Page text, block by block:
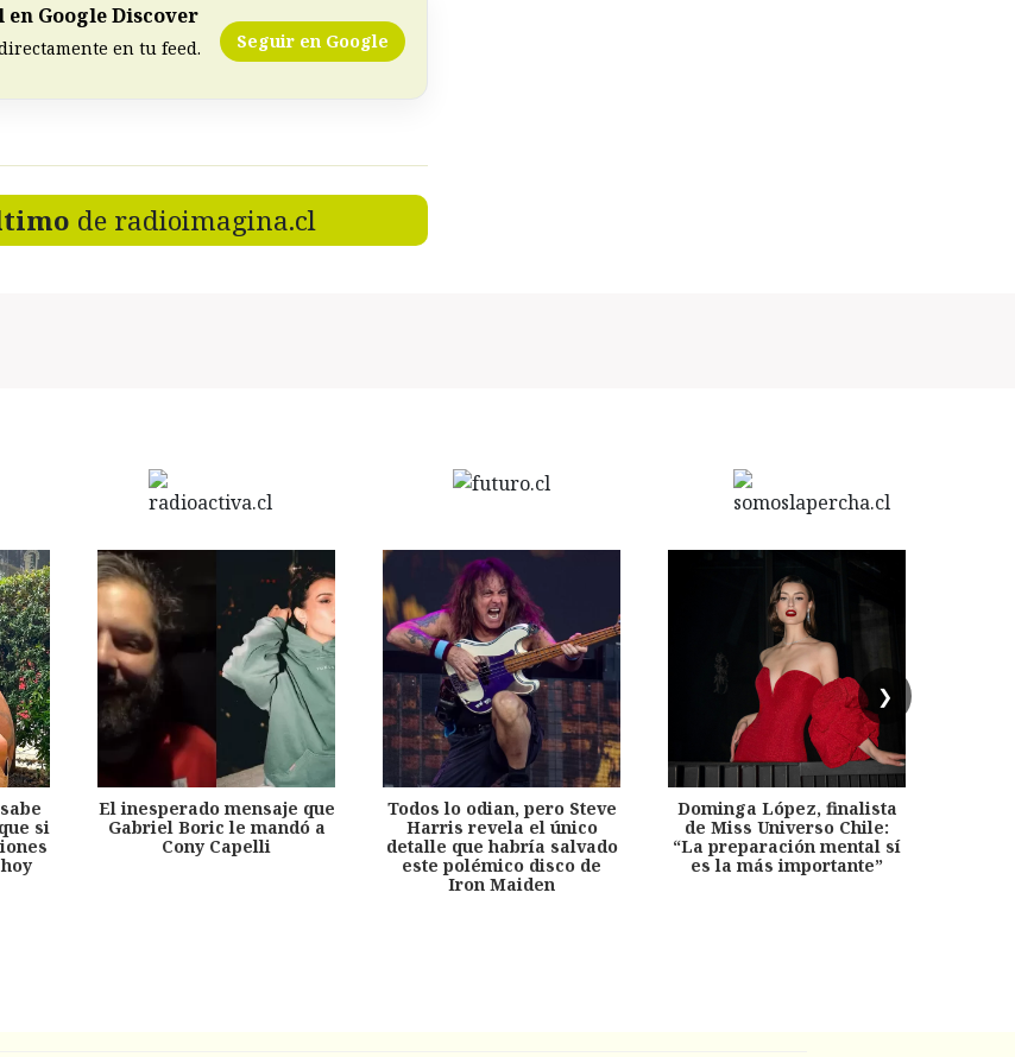
Google Discover
en tu feed. Seguir en Google
de radioimagina.cl
❯
si
El inesperado mensaje que
Gabriel Boric le mandó a
Cony Capelli
Todos lo odian, pero Steve
Harris revela el único
detalle que habría salvado
este polémico disco de
Iron Maiden
Dominga López, finalista
de Miss Universo Chile:
“La preparación mental sí
es la más importante”